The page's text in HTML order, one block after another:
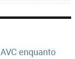
enquanto